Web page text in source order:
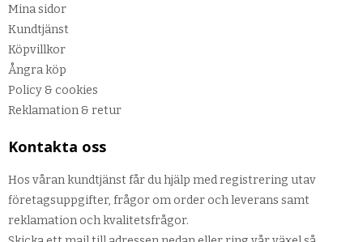
Mina sidor
Kundtjänst
Köpvillkor
Ångra köp
Policy & cookies
Reklamation & retur
Kontakta oss
Hos våran kundtjänst får du hjälp med registrering utav
företagsuppgifter, frågor om order och leverans samt
reklamation och kvalitetsfrågor.